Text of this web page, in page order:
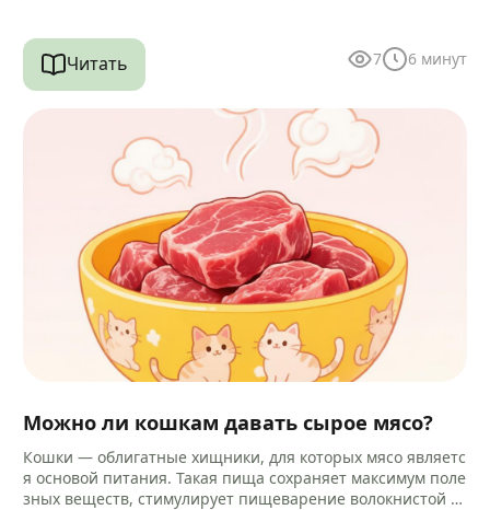
Читать 7 6 минут
Можно ли кошкам давать сырое мясо?
Кошки — облигатные хищники, для которых мясо являетс
я основой питания. Такая пища сохраняет максимум поле
зных веществ, стимулирует пищеварение волокнистой ст